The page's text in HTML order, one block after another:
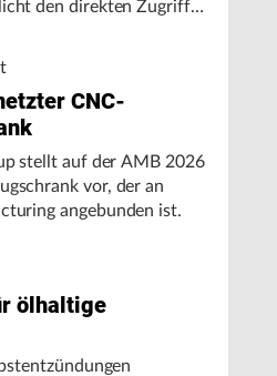
den direkten Zugriff
CNC-
stellt auf der AMB 2026
vor, der an
angebunden ist.
ölhaltige